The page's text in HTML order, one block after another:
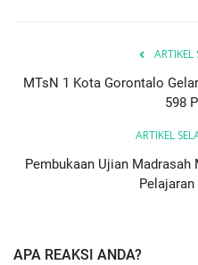
ARTIKEL
MTsN 1 Kota Gorontalo
598
ARTIKEL
Pembukaan Ujian
APA REAKSI ANDA?